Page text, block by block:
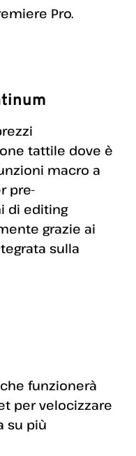
Pro.
tattile dove è
macro a
pre-
di editing
grazie ai
sulla
funzionerà
per velocizzare
su più